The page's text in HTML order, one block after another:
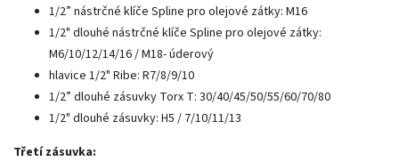
1/2” nástrčné klíče Spline pro olejové zátky: M16
1/2" dlouhé nástrčné klíče Spline pro olejové zátky:
M6/10/12/14/16 / M18- úderový
hlavice 1/2" Ribe: R7/8/9/10
1/2” dlouhé zásuvky Torx T: 30/40/45/50/55/60/70/80
1/2" dlouhé zásuvky: H5 / 7/10/11/13
Třetí zásuvka: